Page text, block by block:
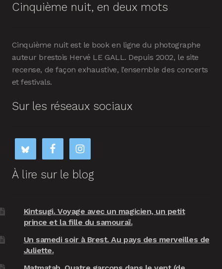
Cinquième nuit, en deux mots
Cinquième nuit est le book en ligne du photographe
auteur brestois Hervé LE GALL. Depuis 2002, le site
recense, de façon exhaustive, l’ensemble des concerts
et festivals.
Sur les réseaux sociaux
À lire sur le blog
Kintsugi. Voyage avec un magicien, un petit
prince et la fille du samouraï.
Un samedi soir à Brest. Au pays des merveilles de
Juliette.